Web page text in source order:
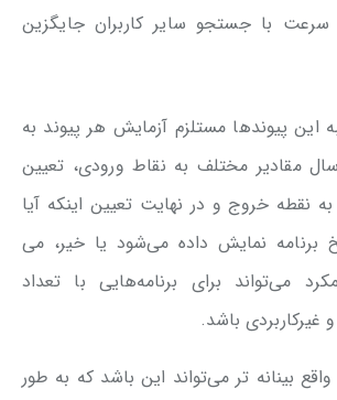
سرعت با جستجو سایر کاربران جایگزین
این پیوندها مستلزم آزمایش هر پیوند به
مقادیر مختلف به نقاط ورودی، تعیین
نقطه خروج و در نهایت تعیین اینکه آیا
برنامه نمایش داده می‌شود یا خیر، می
می‌تواند برای برنامه‌هایی با تعداد
غیرکاربردی باشد.
بینانه تر می‌تواند این باشد که به طور